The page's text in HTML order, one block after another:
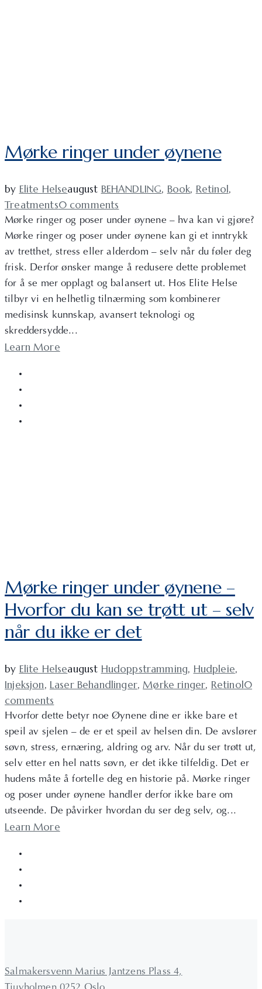
Mørke ringer under øynene
by Elite Helseaugust BEHANDLING, Book, Retinol,
Treatments0 comments
Mørke ringer og poser under øynene – hva kan vi gjøre?
Mørke ringer og poser under øynene kan gi et inntrykk
av tretthet, stress eller alderdom – selv når du føler deg
frisk. Derfor ønsker mange å redusere dette problemet
for å se mer opplagt og balansert ut. Hos Elite Helse
tilbyr vi en helhetlig tilnærming som kombinerer
medisinsk kunnskap, avansert teknologi og
skreddersydde...
Learn More
Mørke ringer under øynene –
Hvorfor du kan se trøtt ut – selv
når du ikke er det
by Elite Helseaugust Hudoppstramming, Hudpleie,
Injeksjon, Laser Behandlinger,Mørke ringer, Retinol0
comments
Hvorfor dette betyr noe Øynene dine er ikke bare et
speil av sjelen – de er et speil av helsen din. De avslører
søvn, stress, ernæring, aldring og arv. Når du ser trøtt ut,
selv etter en hel natts søvn, er det ikke tilfeldig. Det er
hudens måte å fortelle deg en historie på. Mørke ringer
og poser under øynene handler derfor ikke bare om
utseende. De påvirker hvordan du ser deg selv, og...
Learn More
Salmakersvenn Marius Jantzens Plass 4,